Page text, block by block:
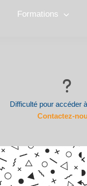
Formations
Difficulté pour accéder
Contactez-